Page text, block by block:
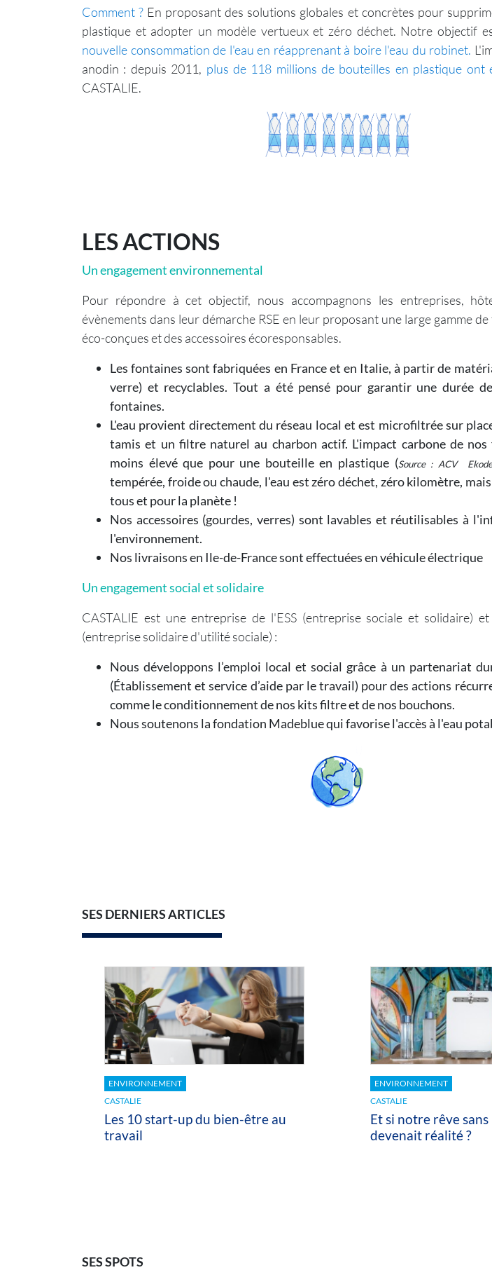
Comment ? En proposant des solutions globales et concrètes pour
plastique et adopter un modèle vertueux et zéro déchet. Notre objectif
nouvelle consommation de l'eau en réapprenant à boire l'eau du robinet.
anodin : depuis 2011, plus de 118 millions de bouteilles en plastique ont
CASTALIE.
LES ACTIONS
Un engagement environnemental
Pour répondre à cet objectif, nous accompagnons les entreprises,
évènements dans leur démarche RSE en leur proposant une large gamme
éco-conçues et des accessoires écoresponsables.
Les fontaines sont fabriquées en France et en Italie, à partir de
verre) et recyclables. Tout a été pensé pour garantir une durée
fontaines.
L'eau provient directement du réseau local et est microfiltrée sur
tamis et un filtre naturel au charbon actif. L'impact carbone de nos
moins élevé que pour une bouteille en plastique (Source : ACV
tempérée, froide ou chaude, l'eau est zéro déchet, zéro kilomètre,
tous et pour la planète !
Nos accessoires (gourdes, verres) sont lavables et réutilisables à
l'environnement.
Nos livraisons en Ile-de-France sont effectuées en véhicule électrique
Un engagement social et solidaire
CASTALIE est une entreprise de l'ESS (entreprise sociale et solidaire) et
(entreprise solidaire d'utilité sociale) :
Nous développons l’emploi local et social grâce à un partenariat
(Établissement et service d’aide par le travail) pour des actions
comme le conditionnement de nos kits filtre et de nos bouchons.
Nous soutenons la fondation Madeblue qui favorise l'accès à l'eau
SES DERNIERS ARTICLES
ENVIRONNEMENT
CASTALIE
Les 10 start-up du bien-être au
travail
ENVIRONNEMENT
CASTALIE
Et si notre rêve
devenait réalité ?
SES SPOTS